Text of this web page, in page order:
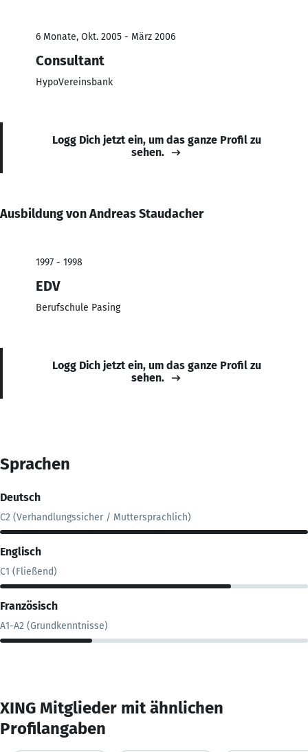
6 Monate, Okt. 2005 - März 2006
Consultant
HypoVereinsbank
Logg Dich jetzt ein, um das ganze Profil zu
sehen.
Ausbildung von Andreas Staudacher
1997 - 1998
EDV
Berufschule Pasing
Logg Dich jetzt ein, um das ganze Profil zu
sehen.
Sprachen
Deutsch
C2 (Verhandlungssicher / Muttersprachlich)
Englisch
C1 (Fließend)
Französisch
A1-A2 (Grundkenntnisse)
XING Mitglieder mit ähnlichen
Profilangaben